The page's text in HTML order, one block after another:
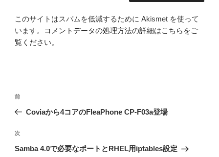
このサイトはスパムを低減するために Akismet を使って
います。
コメントデータの処理方法の詳細はこちらをご
覧ください。
投
ビ
ゲ
前
の
稿
前
Coviaから4コアのFleaPhone CP-F03a登場
次
の
次
Samba 4.0で必要なポートとRHEL用iptables設定